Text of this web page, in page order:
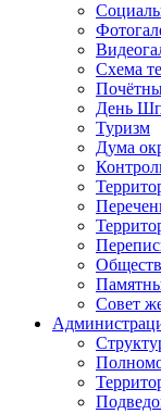
Схема
День
Туризм
Дума
Совет